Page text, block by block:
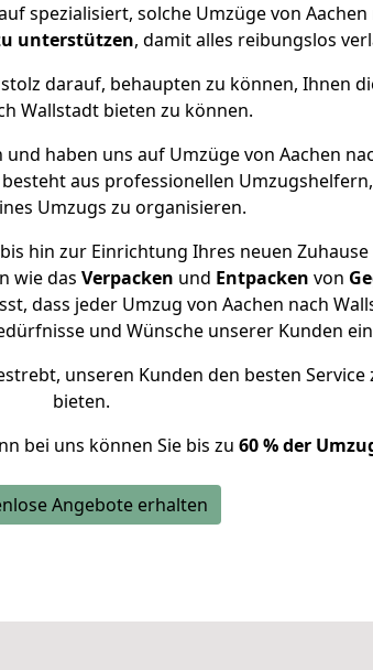
spezialisiert, solche Umzüge von
unterstützen, damit alles reibungslos
darauf, behaupten zu können, Ihnen
Wallstadt bieten zu können.
und haben uns auf Umzüge von Aachen
aus professionellen
Umzugs zu organisieren.
hin zur Einrichtung Ihres neuen
wie das Verpacken und Entpacken von
dass jeder Umzug von Aachen nach
und Wünsche unserer Kunden
unseren Kunden den besten Service
bieten.
bei uns können Sie bis zu 60 % der
Angebote erhalten